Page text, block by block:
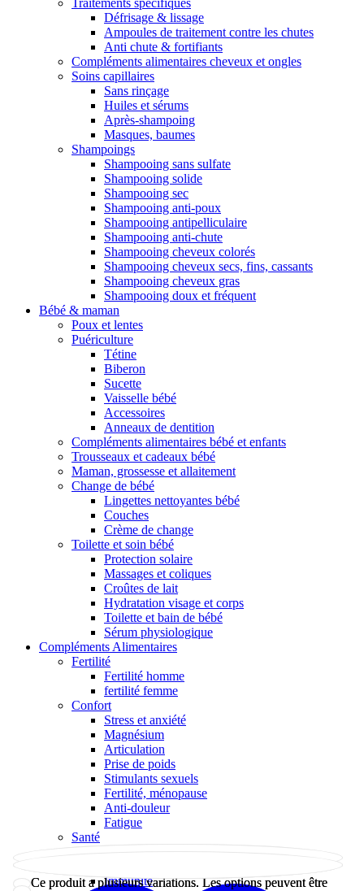
Ce produit a plusieurs variations. Les options peuvent être
Ce produit a plusieurs variations. Les options peuvent être
Défrisage & lissage
Ampoules de traitement contre les chutes
Anti chute & fortifiants
Compléments alimentaires cheveux et ongles
Soins capillaires
Sans rinçage
Huiles et sérums
Après-shampoing
Masques, baumes
Shampoings
Shampooing sans sulfate
Shampooing solide
Shampooing sec
Shampooing anti-poux
Shampooing antipelliculaire
Shampooing anti-chute
Shampooing cheveux colorés
Shampooing cheveux secs, fins, cassants
Shampooing cheveux gras
Shampooing doux et fréquent
Bébé & maman
Poux et lentes
Puériculture
Tétine
Biberon
Sucette
Vaisselle bébé
Accessoires
Anneaux de dentition
Compléments alimentaires bébé et enfants
Trousseaux et cadeaux bébé
Maman, grossesse et allaitement
Change de bébé
Lingettes nettoyantes bébé
Couches
Crème de change
Toilette et soin bébé
Protection solaire
Massages et coliques
Croûtes de lait
Hydratation visage et corps
Toilette et bain de bébé
Sérum physiologique
Compléments Alimentaires
Fertilité
Fertilité homme
fertilité femme
Confort
Stress et anxiété
Magnésium
Articulation
Prise de poids
Stimulants sexuels
Fertilité, ménopause
Anti-douleur
Fatigue
Santé
Immunité
Immunité